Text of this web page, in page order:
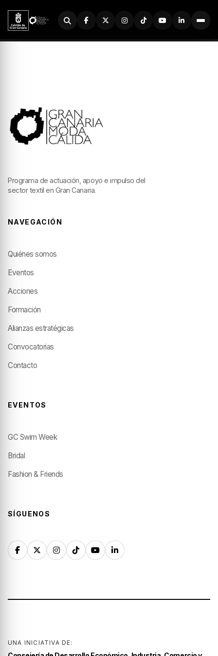
Buscador
Programa de actuación, apoyo e impulso del
sector textil en Gran Canaria.
NAVEGACIÓN
Quiénes somos
Eventos
Acciones
Formación
Alianzas estratégicas
Convocatorias
Contacto
EVENTOS
GC Swim Week
Bridal
Fashion & Friends
SÍGUENOS
UNA INICIATIVA DE: